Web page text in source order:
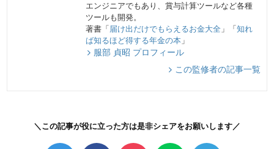
エンジニアでもあり、賞与計算ツールなど各種
ツールも開発。
著書「 届け出だけでもらえるお金大全 」「知れ
ば知るほど得する年金の本 」
服部 貞昭 プロフィール
この監修者の記事一覧
＼この記事が役に立った方は是非シェアをお願いします／